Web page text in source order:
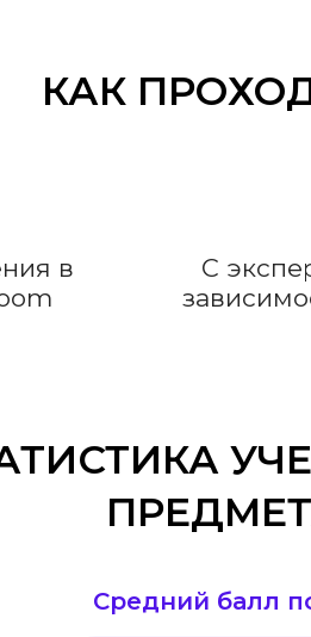
КАК
в
С
Средний балл